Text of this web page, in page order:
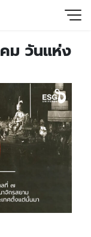
ม วันแห่ง